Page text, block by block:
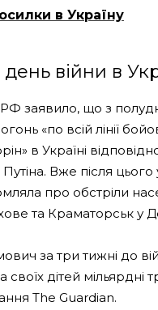
в Україну
війни в
заявило, що з
«по всій лінії
в Україні
Вже після цього
про обстріли
та Краматорськ у
за три тижні до
дітей мільярдні
The Guardian.